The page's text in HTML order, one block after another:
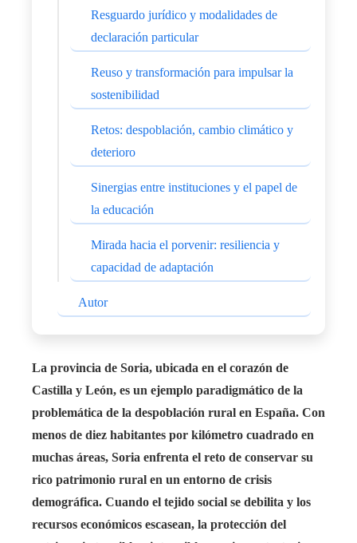
Resguardo jurídico y modalidades de
declaración particular
Reuso y transformación para impulsar la
sostenibilidad
Retos: despoblación, cambio climático y
deterioro
Sinergias entre instituciones y el papel de
la educación
Mirada hacia el porvenir: resiliencia y
capacidad de adaptación
Autor
La provincia de Soria, ubicada en el corazón de
Castilla y León, es un ejemplo paradigmático de la
problemática de la despoblación rural en España. Con
menos de diez habitantes por kilómetro cuadrado en
muchas áreas, Soria enfrenta el reto de conservar su
rico patrimonio rural en un entorno de crisis
demográfica. Cuando el tejido social se debilita y los
recursos económicos escasean, la protección del